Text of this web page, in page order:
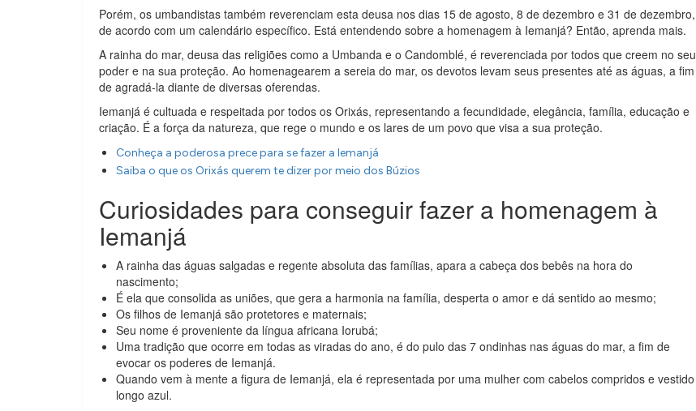
Porém, os umbandistas também reverenciam esta deusa nos dias 15 de agosto, 8 de dezembro e 31 de dezembro,
de acordo com um calendário específico. Está entendendo sobre a homenagem à Iemanjá? Então, aprenda mais.
A rainha do mar, deusa das religiões como a Umbanda e o Candomblé, é reverenciada por todos que creem no seu
poder e na sua proteção. Ao homenagearem a sereia do mar, os devotos levam seus presentes até as águas, a fim
de agradá-la diante de diversas oferendas.
Iemanjá é cultuada e respeitada por todos os Orixás, representando a fecundidade, elegância, família, educação e
criação. É a força da natureza, que rege o mundo e os lares de um povo que visa a sua proteção.
Conheça a poderosa prece para se fazer a Iemanjá
Saiba o que os Orixás querem te dizer por meio dos Búzios
Curiosidades para conseguir fazer a homenagem à
Iemanjá
A rainha das águas salgadas e regente absoluta das famílias, apara a cabeça dos bebês na hora do
nascimento;
É ela que consolida as uniões, que gera a harmonia na família, desperta o amor e dá sentido ao mesmo;
Os filhos de Iemanjá são protetores e maternais;
Seu nome é proveniente da língua africana Iorubá;
Uma tradição que ocorre em todas as viradas do ano, é do pulo das 7 ondinhas nas águas do mar, a fim de
evocar os poderes de Iemanjá.
Quando vem à mente a figura de Iemanjá, ela é representada por uma mulher com cabelos compridos e vestido
longo azul.